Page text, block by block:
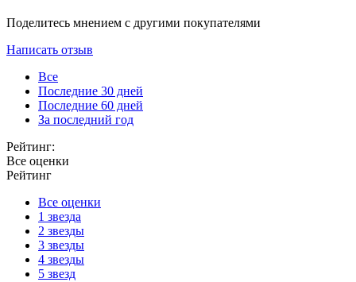
Поделитесь мнением с другими покупателями
Написать отзыв
Все
Последние 30 дней
Последние 60 дней
За последний год
Рейтинг:
Все оценки
Рейтинг
Все оценки
1 звезда
2 звезды
3 звезды
4 звезды
5 звезд